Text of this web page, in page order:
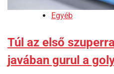
Egyéb
Túl az első
javában gurul a